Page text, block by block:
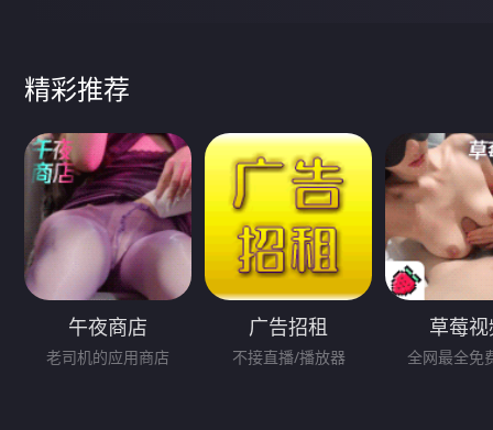
精彩推荐
午夜商店
老司机的应用商店
广告招租
不接直播/播放器
草莓
全网最全免